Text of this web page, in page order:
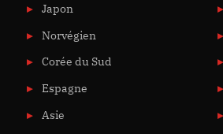
Japon
Norvégien
Corée du Sud
Espagne
Asie